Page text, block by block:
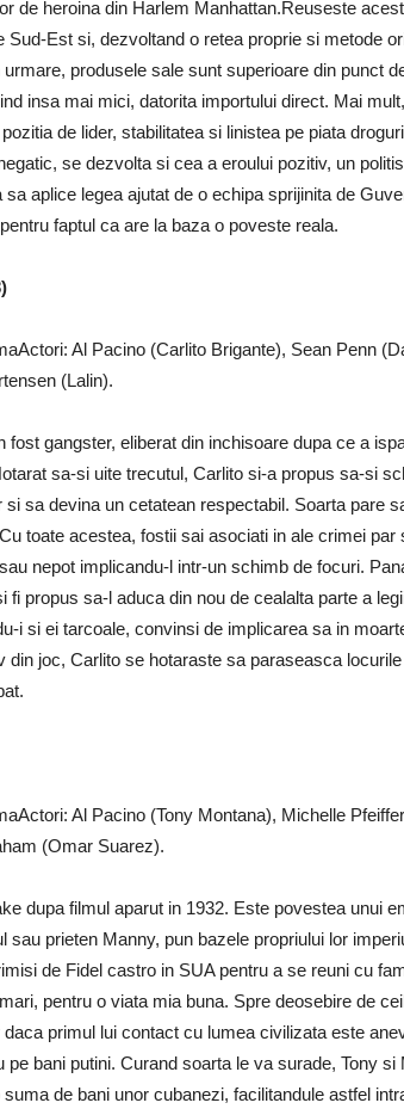
de heroina din Harlem Manhattan.Reuseste
Sud-Est si, dezvoltand o retea proprie si metode
produsele sale sunt superioare din punct
insa mai mici, datorita importului direct. Mai
de lider, stabilitatea si linistea pe piata
se dezvolta si cea a eroului pozitiv, un
aplice legea ajutat de o echipa sprijinita de
faptul ca are la baza o poveste reala.
Al Pacino (Carlito Brigante), Sean Penn
(Lalin).
fost gangster, eliberat din inchisoare dupa ce a
sa-si uite trecutul, Carlito si-a propus sa-si
si sa devina un cetatean respectabil. Soarta pare
toate acestea, fostii sai asociati in ale crimei par
nepot implicandu-l intr-un schimb de focuri.
fi propus sa-l aduca din nou de cealalta parte a
i si ei tarcoale, convinsi de implicarea sa in
din joc, Carlito se hotaraste sa paraseasca
Al Pacino (Tony Montana), Michelle
(Omar Suarez).
dupa filmul aparut in 1932. Este povestea unui
sau prieten Manny, pun bazele propriului lor
de Fidel castro in SUA pentru a se reuni cu
pentru o viata mia buna. Spre deosebire de
primul lui contact cu lumea civilizata este
pe bani putini. Curand soarta le va surade, Tony
de bani unor cubanezi, facilitandule astfel